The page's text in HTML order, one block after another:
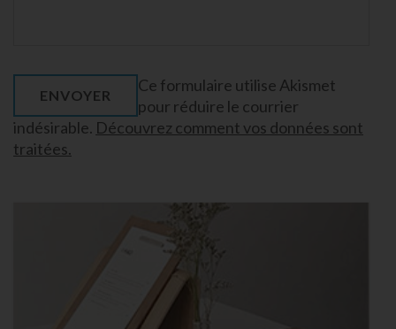
Ce formulaire utilise Akismet
pour réduire le courrier
indésirable. Découvrez comment vos données sont
traitées.